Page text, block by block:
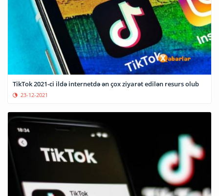
TikTok 2021-ci ildə internetdə ən çox ziyarət edilən resurs olub
23-12-2021